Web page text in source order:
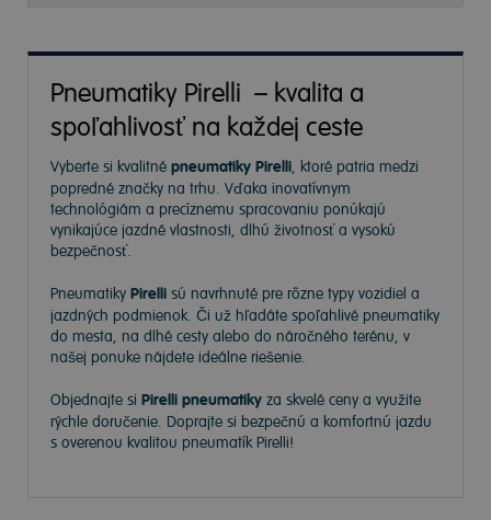
Pneumatiky Pirelli – kvalita a
spoľahlivosť na každej ceste
Vyberte si kvalitné pneumatiky Pirelli, ktoré patria medzi
popredné značky na trhu. Vďaka inovatívnym
technológiám a precíznemu spracovaniu ponúkajú
vynikajúce jazdné vlastnosti, dlhú životnosť a vysokú
bezpečnosť.
Pneumatiky Pirelli sú navrhnuté pre rôzne typy vozidiel a
jazdných podmienok. Či už hľadáte spoľahlivé pneumatiky
do mesta, na dlhé cesty alebo do náročného terénu, v
našej ponuke nájdete ideálne riešenie.
Objednajte si Pirelli pneumatiky za skvelé ceny a využite
rýchle doručenie. Doprajte si bezpečnú a komfortnú jazdu
s overenou kvalitou pneumatík Pirelli!